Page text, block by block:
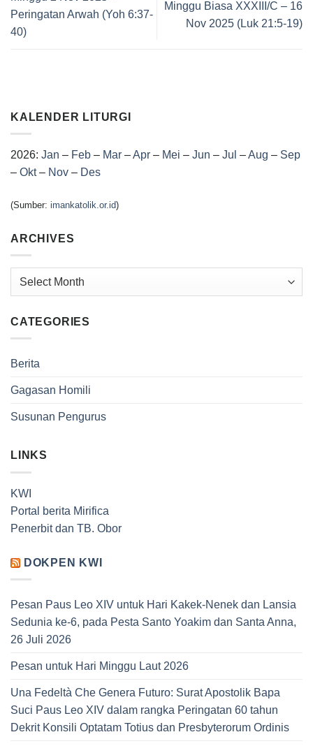
KALENDER LITURGI
2026: Jan – Feb – Mar –Apr – Mei – Jun – Jul –Aug – Sep
– Okt– Nov – Des
(Sumber: imankatolik.or.id)
ARCHIVES
Archives
CATEGORIES
Berita
Gagasan Homili
Susunan Pengurus
LINKS
KWI
Portal berita Mirifica
Penerbit dan TB. Obor
DOKPEN KWI
Pesan Paus Leo XIV untuk Hari Kakek-Nenek dan Lansia
Sedunia ke-6, pada Pesta Santo Yoakim dan Santa Anna,
26 Juli 2026
Pesan untuk Hari Minggu Laut 2026
Una Fedeltà Che Genera Futuro: Surat Apostolik Bapa
Suci Paus Leo XIV dalam rangka Peringatan 60 tahun
Dekrit Konsili Optatam Totius dan Presbyterorum Ordinis
Peringatan Arwah (Yoh 6:37-
40)
Minggu Biasa XXXIII/C – 16
Nov 2025 (Luk 21:5-19)